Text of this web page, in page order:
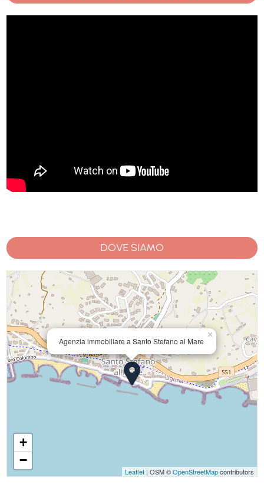
DOVE SIAMO
Agenzia immobiliare a Santo Stefano al Mare
×
+
−
Leaflet| OSM ©OpenStreetMapcontributors
Vista mare